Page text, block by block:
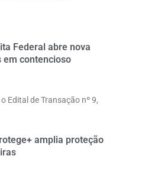
Federal abre nova
em contencioso
Edital de Transação nº 9,
amplia proteção